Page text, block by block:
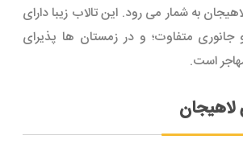
به شمار می رود. این تالاب زیبا دارای
متفاوت؛ و در زمستان ها پذیرای
است.